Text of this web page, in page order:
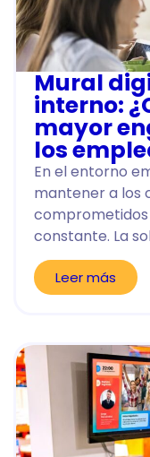
Mural
interno:
mayor
los
En el entorno
mantener a los
constante. La
Leer más